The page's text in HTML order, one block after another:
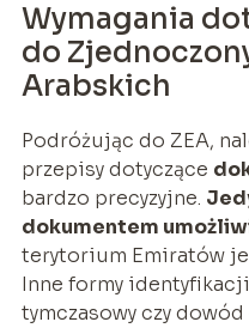
Wymagania
do
Arabskich
Podróżując do ZEA,
przepisy dotyczące
bardzo precyzyjne.
dokumentem
terytorium Emiratów
Inne formy
tymczasowy czy